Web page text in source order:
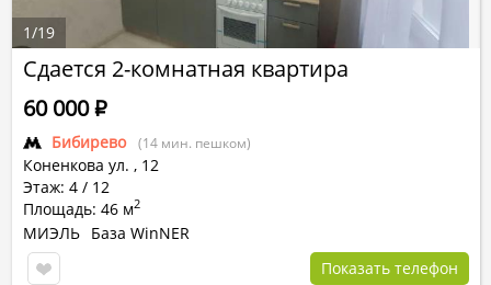
Сдается 2-комнатная квартира
Бибирево (14 мин. пешком)
Коненкова ул. , 12
Этаж: 4 / 12
Площадь: 46 м2
60 000Р
МИЭЛЬ База WinNER
Показать телефон
1/19